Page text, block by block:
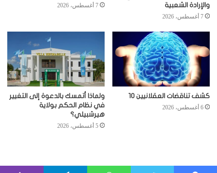
والإرادة الشعبية
7 أغسطس، 2026
7 أغسطس، 2026
كشف تناقضات العقلانيين 10
6 أغسطس، 2026
ولماذا أتمسك بالدعوة إلى التغيير
في نظام الحكم بولاية
هيرشبيلي؟
5 أغسطس، 2026